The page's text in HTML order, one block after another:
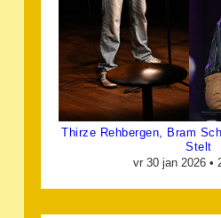
Thirze Rehbergen, Bram
Stelt
vr 30 jan 2026 •